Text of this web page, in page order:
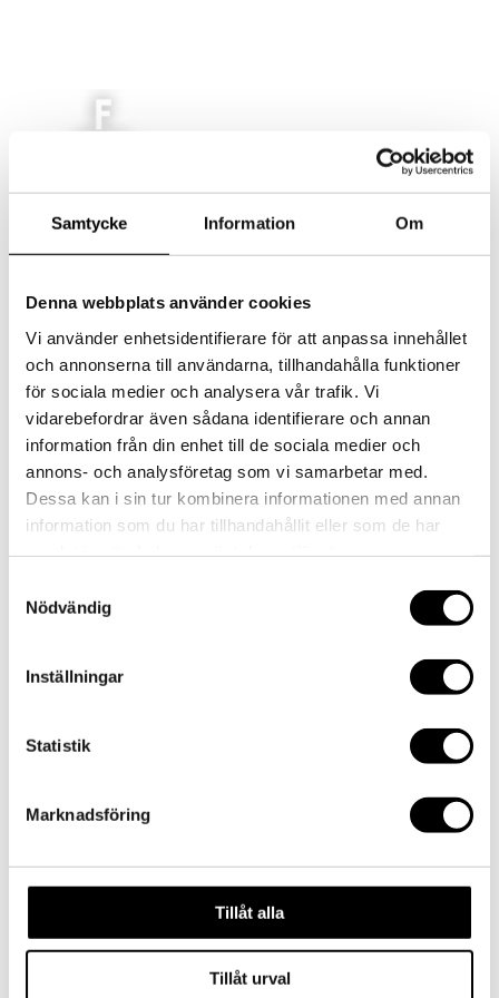
Samtycke Information Om
Denna webbplats använder cookies
Vi använder enhetsidentifierare för att anpassa innehållet
och annonserna till användarna, tillhandahålla funktioner
för sociala medier och analysera vår trafik. Vi
vidarebefordrar även sådana identifierare och annan
information från din enhet till de sociala medier och
annons- och analysföretag som vi samarbetar med.
Dessa kan i sin tur kombinera informationen med annan
information som du har tillhandahållit eller som de har
Nödvändig
Inställningar
Statistik
Marknadsföring
Tillåt alla
Tillåt urval
AKTUELLT
LOKAL
FEST/BRÖLLOP
KONTAKT
Select Page
1709-rituals-10
byadmin |2017-11-23|0 comments
Submit a Comment
Required
Email*